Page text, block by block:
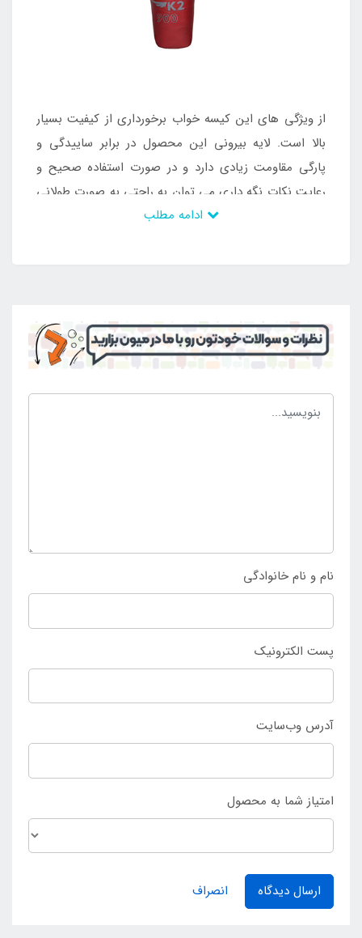
از ویژگی های این کیسه خواب برخورداری از کیفیت بسیار
بالا است. لایه بیرونی این محصول در برابر ساییدگی و
پارگی مقاومت زیادی دارد و در صورت استفاده صحیح و
رعایت نکات نگه داری می توان به راحتی به صورت طولانی
مدت از آن بهره مند شد. لایه داخلی محصول نیز که در
راحتی آن را استفاده کرد. این محصول از خروج دمای گرم
بدن از داخل کیسه خواب جلوگیری کرده و هم چنین مانع از
ترتیب شما می توانید به راحتی این محصول را مورد
قیمت در فروشگاهاینتکس ایرانبه عنوان نمایندگی فروش
محصولات کمپینگ به فروش می رسد.
نام و نام خانوادگی
پست الکترونیک
آدرس وب‌سایت
امتیاز شما به محصول
ارسال دیدگاه انصراف